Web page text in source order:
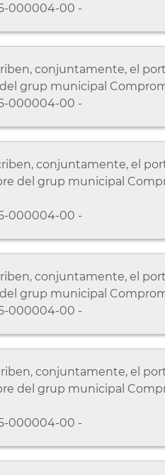
000004-00 -
conjuntamente, el
grup municipal
000004-00 -
conjuntamente, el
del grup municipal
000004-00 -
conjuntamente, el
grup municipal
000004-00 -
conjuntamente, el
del grup municipal
000004-00 -